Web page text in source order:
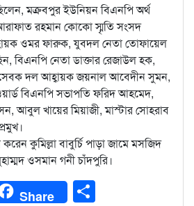
মক্রবপুর ইউনিয়ন বিএনপি অর্থ
রহমান কোকো স্মৃতি সংসদ
ওমর ফারুক, যুবদল নেতা তোফায়েল
বিএনপি নেতা ডাক্তার রেজাউল হক,
দল আহ্বায়ক জয়নাল আবেদীন সুমন,
বিএনপি সভাপতি ফরিদ আহমেদ,
আবুল খায়ের মিয়াজী, মাস্টার সোহরাব
কুমিল্লা বাবুর্চি পাড়া জামে মসজিদ
ওসমান গনী চাঁদপুরি।
Share